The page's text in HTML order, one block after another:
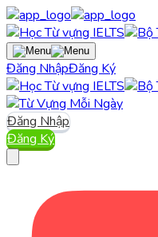
Đăng NhậpĐăng Ký
Đăng Nhập
Đăng Ký